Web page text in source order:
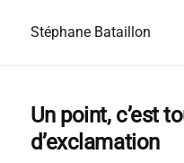
Stéphane Bataillon
Un point, c’est
d’exclamation